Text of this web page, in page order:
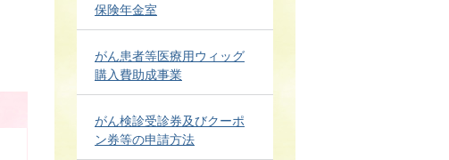
保険年金室
がん患者等医療用ウィッグ
購入費助成事業
がん検診受診券及びクーポ
ン券等の申請方法